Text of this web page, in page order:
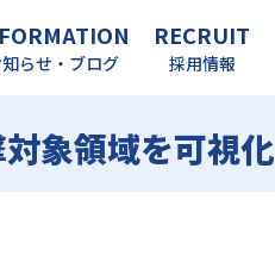
らせ・ブログ
RECRUIT
採用情報
象領域を可視化